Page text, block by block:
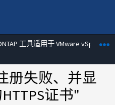
工具适用于 VMware vSphere
册失败、并显
证书"